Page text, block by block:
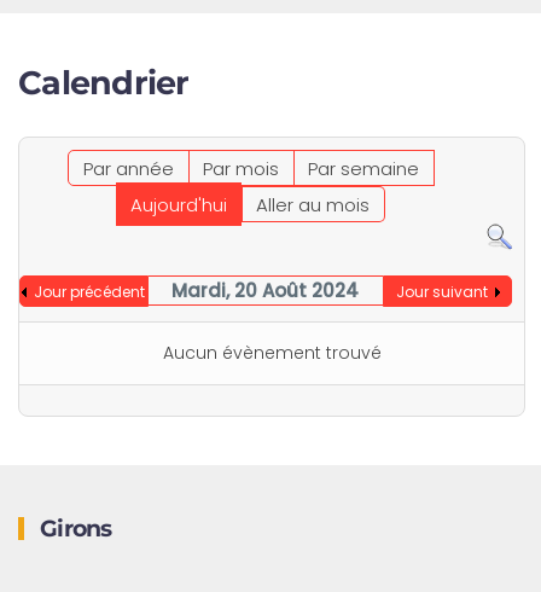
Calendrier
Par année Par mois
Par semaine
Aujourd'hui
Aller au mois
Jour précédent Mardi, 20 Août 2024 Jour suivant
Aucun évènement trouvé
Girons